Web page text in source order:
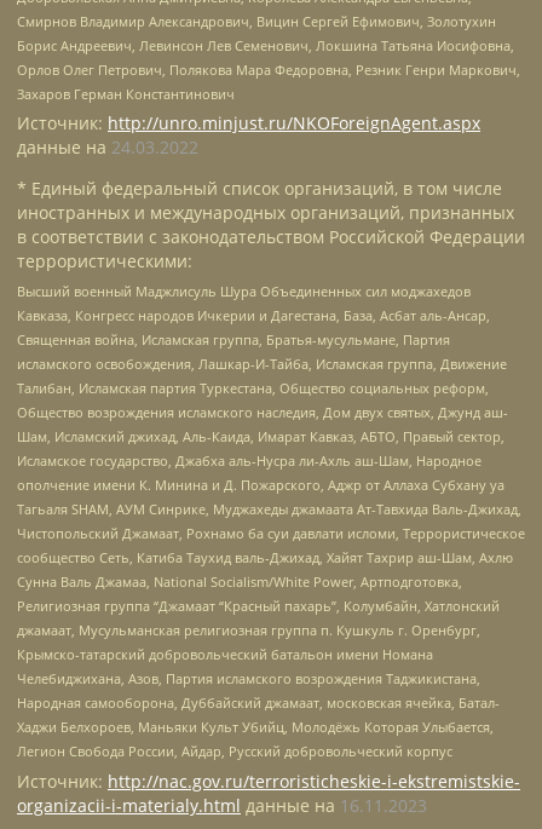
Смирнов Владимир Александрович, Вицин Сергей Ефимович, Золотухин
Борис Андреевич, Левинсон Лев Семенович, Локшина Татьяна Иосифовна,
Орлов Олег Петрович, Полякова Мара Федоровна, Резник Генри Маркович,
Захаров Герман Константинович
Источник: http://unro.minjust.ru/NKOForeignAgent.aspx
данные на 24.03.2022
* Единый федеральный список организаций, в том числе
иностранных и международных организаций, признанных
в соответствии с законодательством Российской Федерации
террористическими:
Высший военный Маджлисуль Шура Объединенных сил моджахедов
Кавказа, Конгресс народов Ичкерии и Дагестана, База, Асбат аль-Ансар,
Священная война, Исламская группа, Братья-мусульмане, Партия
исламского освобождения, Лашкар-И-Тайба, Исламская группа, Движение
Талибан, Исламская партия Туркестана, Общество социальных реформ,
Общество возрождения исламского наследия, Дом двух святых, Джунд аш-
Шам, Исламский джихад, Аль-Каида, Имарат Кавказ, АБТО, Правый сектор,
Исламское государство, Джабха аль-Нусра ли-Ахль аш-Шам, Народное
ополчение имени К. Минина и Д. Пожарского, Аджр от Аллаха Субхану уа
Тагьаля SHAM, АУМ Синрике, Муджахеды джамаата Ат-Тавхида Валь-Джихад,
Чистопольский Джамаат, Рохнамо ба суи давлати исломи, Террористическое
сообщество Сеть, Катиба Таухид валь-Джихад, Хайят Тахрир аш-Шам, Ахлю
Сунна Валь Джамаа, National Socialism/White Power, Артподготовка,
Религиозная группа “Джамаат “Красный пахарь”, Колумбайн, Хатлонский
джамаат, Мусульманская религиозная группа п. Кушкуль г. Оренбург,
Крымско-татарский добровольческий батальон имени Номана
Челебиджихана, Азов, Партия исламского возрождения Таджикистана,
Народная самооборона, Дуббайский джамаат, московская ячейка, Батал-
Хаджи Белхороев, Маньяки Культ Убийц, Молодёжь Которая Улыбается,
Легион Свобода России, Айдар, Русский добровольческий корпус
Источник: http://nac.gov.ru/terroristicheskie-i-ekstremistskie-
organizacii-i-materialy.html данные на 16.11.2023